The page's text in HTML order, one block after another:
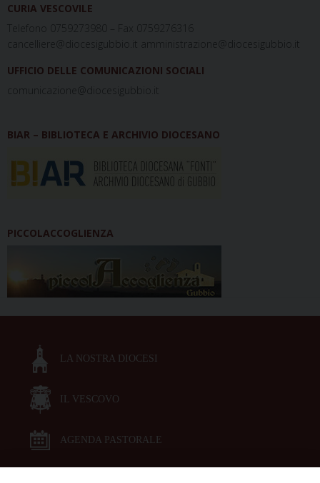
CURIA VESCOVILE
Telefono 0759273980 – Fax 0759276316
cancelliere@diocesigubbio.it amministrazione@diocesigubbio.it
UFFICIO DELLE COMUNICAZIONI SOCIALI
comunicazione@diocesigubbio.it
BIAR – BIBLIOTECA E ARCHIVIO DIOCESANO
PICCOLACCOGLIENZA
LA NOSTRA DIOCESI
IL VESCOVO
AGENDA PASTORALE